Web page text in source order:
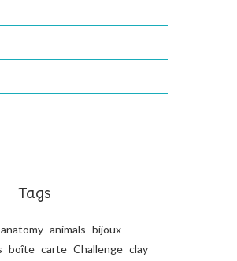
Tags
anatomy animals bijoux
boîte carte Challenge clay